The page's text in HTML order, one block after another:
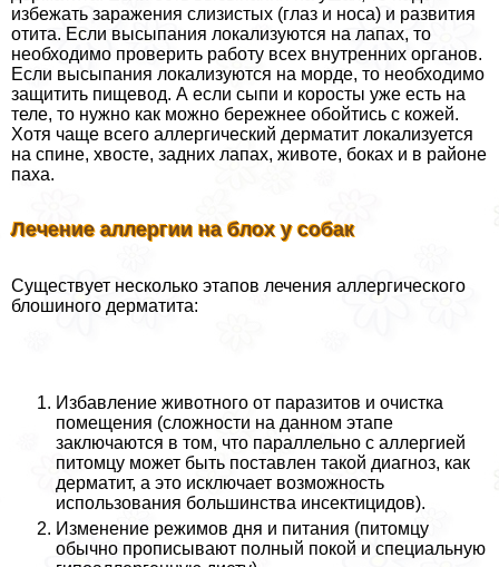
избежать заражения слизистых (глаз и носа) и развития
отита. Если высыпания локализуются на лапах, то
необходимо проверить работу всех внутренних органов.
Если высыпания локализуются на морде, то необходимо
защитить пищевод. А если сыпи и коросты уже есть на
теле, то нужно как можно бережнее обойтись с кожей.
Хотя чаще всего аллергический дерматит локализуется
на спине, хвосте, задних лапах, животе, боках и в районе
паха.
Лечение аллергии на блох у собак
Существует несколько этапов лечения аллергического
блошиного дерматита:
Избавление животного от паразитов и очистка
помещения (сложности на данном этапе
заключаются в том, что параллельно с аллергией
питомцу может быть поставлен такой диагноз, как
дерматит, а это исключает возможность
использования большинства инсектицидов).
Изменение режимов дня и питания (питомцу
обычно прописывают полный покой и специальную